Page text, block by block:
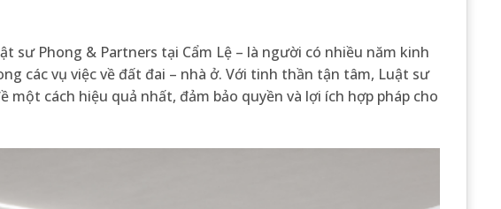
sư Phong & Partners tại Cẩm Lệ – là người có nhiều năm kinh
các vụ việc về đất đai – nhà ở. Với tinh thần tận tâm, Luật sư
cách hiệu quả nhất, đảm bảo quyền và lợi ích hợp pháp cho